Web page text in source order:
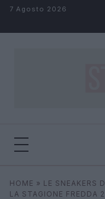
Salta al contenuto
7 Agosto 2026
Cerca
HOME » LE SNEAKERS
LA STAGIONE FREDDA